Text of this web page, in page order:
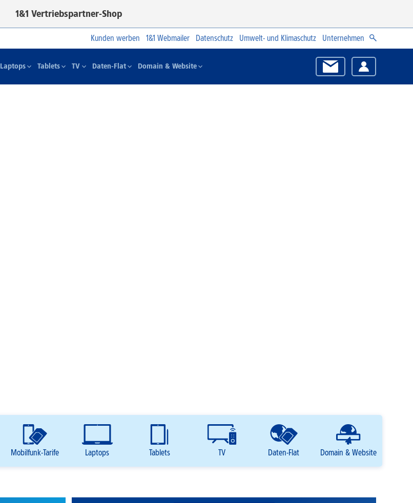
1&1 Vertriebspartner-Shop
Kunden werben 1&1 Webmailer Datenschutz Umwelt- und Klimaschutz Unternehmen
Laptops Tablets TV Daten-Flat Domain & Website
Mobilfunk-Tarife Laptops Tablets TV Daten-Flat Domain & Website